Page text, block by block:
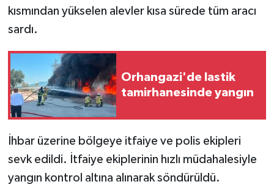
kısmından yükselen alevler kısa sürede tüm aracı
sardı.
Orhangazi'de lastik
tamirhanesinde yangın
İhbar üzerine bölgeye itfaiye ve polis ekipleri
sevk edildi. İtfaiye ekiplerinin hızlı müdahalesiyle
yangın kontrol altına alınarak söndürüldü.